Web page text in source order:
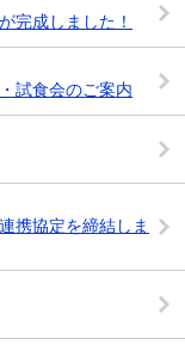
完成しました！
試食会のご案内
携協定を締結しま